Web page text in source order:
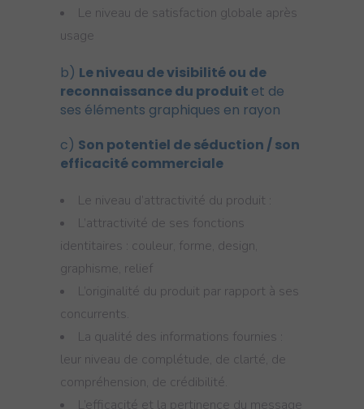
Le niveau de satisfaction globale après
usage
b) Le niveau de visibilité ou de
reconnaissance du produit et de
ses éléments graphiques en rayon
c) Son potentiel de séduction / son
efficacité commerciale
Le niveau d’attractivité du produit :
L’attractivité de ses fonctions
identitaires : couleur, forme, design,
graphisme, relief
L’originalité du produit par rapport à ses
concurrents.
La qualité des informations fournies :
leur niveau de complétude, de clarté, de
compréhension, de crédibilité.
L’efficacité et la pertinence du message